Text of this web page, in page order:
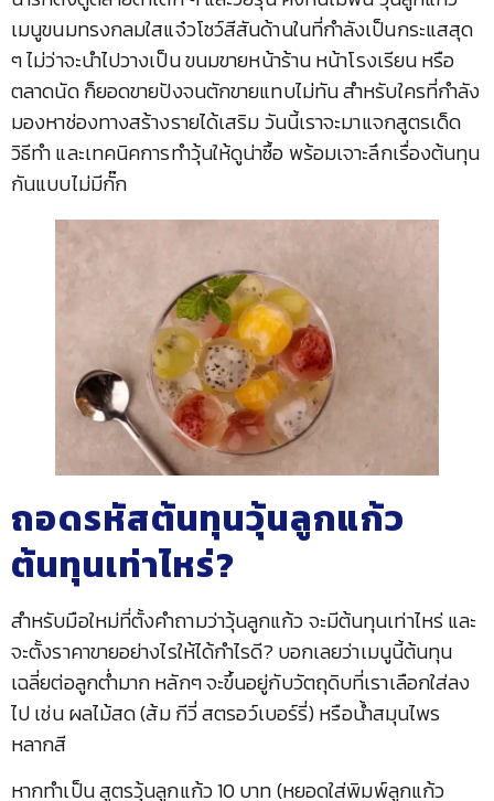
เมนูขนมทรงกลมใสแจ๋วโชว์สีสันด้านในที่กำลังเป็นกระแสสุด
ๆ ไม่ว่าจะนำไปวางเป็น ขนมขายหน้าร้าน หน้าโรงเรียน หรือ
ตลาดนัด ก็ยอดขายปังจนตักขายแทบไม่ทัน สำหรับใครที่กำลัง
มองหาช่องทางสร้างรายได้เสริม วันนี้เราจะมาแจกสูตรเด็ด
วิธีทำ และเทคนิคการทำวุ้นให้ดูน่าซื้อ พร้อมเจาะลึกเรื่องต้นทุน
กันแบบไม่มีกั๊ก
ถอดรหัสต้นทุนวุ้นลูกแก้ว
ต้นทุนเท่าไหร่?
สำหรับมือใหม่ที่ตั้งคำถามว่าวุ้นลูกแก้ว จะมีต้นทุนเท่าไหร่ และ
จะตั้งราคาขายอย่างไรให้ได้กำไรดี? บอกเลยว่าเมนูนี้ต้นทุน
เฉลี่ยต่อลูกต่ำมาก หลักๆ จะขึ้นอยู่กับวัตถุดิบที่เราเลือกใส่ลง
ไป เช่น ผลไม้สด (ส้ม กีวี่ สตรอว์เบอร์รี่) หรือน้ำสมุนไพร
หลากสี
หากทำเป็น สูตรวุ้นลูกแก้ว 10 บาท (หยอดใส่พิมพ์ลูกแก้ว